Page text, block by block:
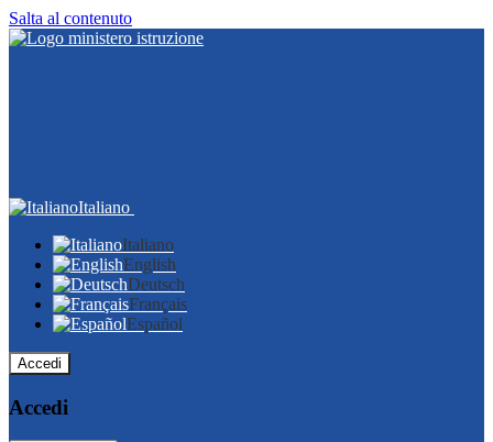
Salta al contenuto
Italiano
Italiano
English
Deutsch
Français
Español
Accedi
Accedi